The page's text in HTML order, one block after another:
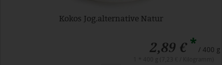
Kokos Jog.alternative Natur
2,89 €* / 400 g